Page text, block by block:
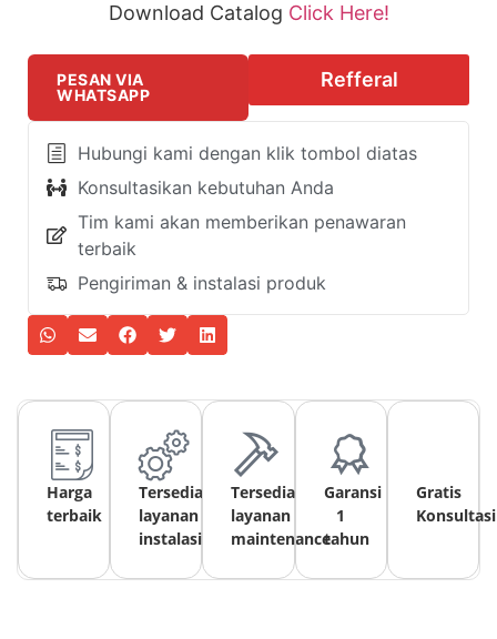
Download Catalog Click Here!
PESAN VIA
WHATSAPP
Refferal
Hubungi kami dengan klik tombol diatas
Konsultasikan kebutuhan Anda
Tim kami akan memberikan penawaran
terbaik
Pengiriman & instalasi produk
Harga
terbaik
Tersedia
layanan
instalasi
Tersedia
layanan
maintenance
Garansi
1
tahun
Gratis
Konsultasi